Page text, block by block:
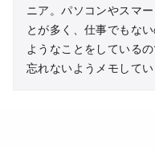
ニア。パソコンやスマ
とが多く、仕事でもな
ようなことをしている
忘れないようメモしてい